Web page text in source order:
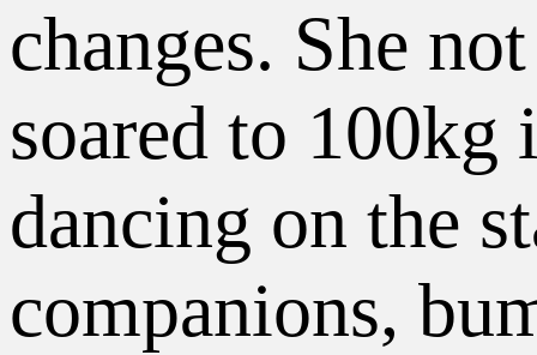
changes. She
soared to
dancing on the
companions,